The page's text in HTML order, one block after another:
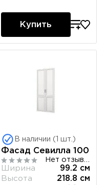
Купить
В наличии (1 шт.)
Фасад Севилла 100
Ширина
99.2 см
Высота
218.8 см